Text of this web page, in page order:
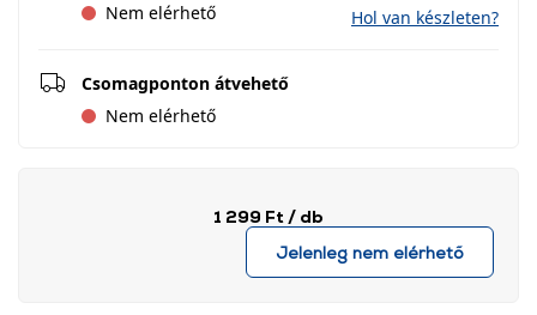
Nem elérhető
Hol van készleten?
Csomagponton átvehető
Nem elérhető
1 299 Ft / db
Jelenleg nem elérhető